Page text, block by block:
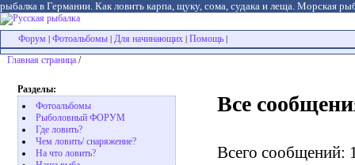
рыбалка в Германии. Как ловить карпа, щуку, сома, судака и леща. Морская
Форум Фотоальбомы Для начинающих Помощь
Главная страница /
Разделы:
Фотоальбомы
Рыболовный ФОРУМ
Где ловить?
Чем ловить/ снаряжение?
На что ловить?
Все
Всего сообщений: